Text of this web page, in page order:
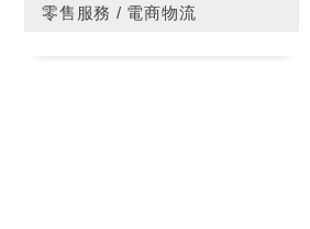
零售服務 / 電商物流